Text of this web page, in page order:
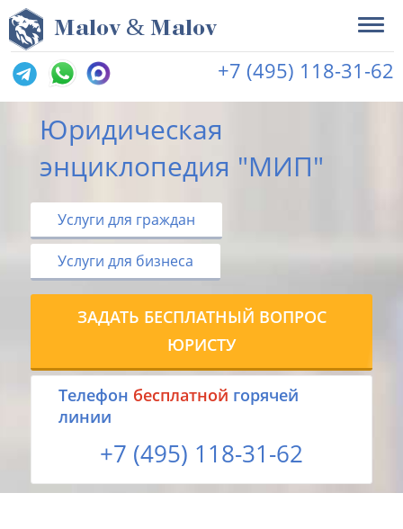
Malov & Malov
+7 (495) 118-31-62
Юридическая
энциклопедия "МИП"
Услуги для граждан
Услуги для бизнеса
ЗАДАТЬ БЕСПЛАТНЫЙ ВОПРОС
ЮРИСТУ
Tелефон бесплатной горячей
линии
+7 (495) 118-31-62